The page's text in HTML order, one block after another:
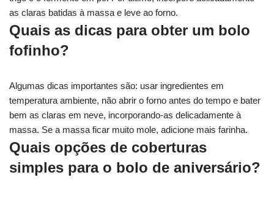
as claras batidas à massa e leve ao forno.
Quais as dicas para obter um bolo
fofinho?
Algumas dicas importantes são: usar ingredientes em
temperatura ambiente, não abrir o forno antes do tempo e bater
bem as claras em neve, incorporando-as delicadamente à
massa. Se a massa ficar muito mole, adicione mais farinha.
Quais opções de coberturas
simples para o bolo de aniversário?